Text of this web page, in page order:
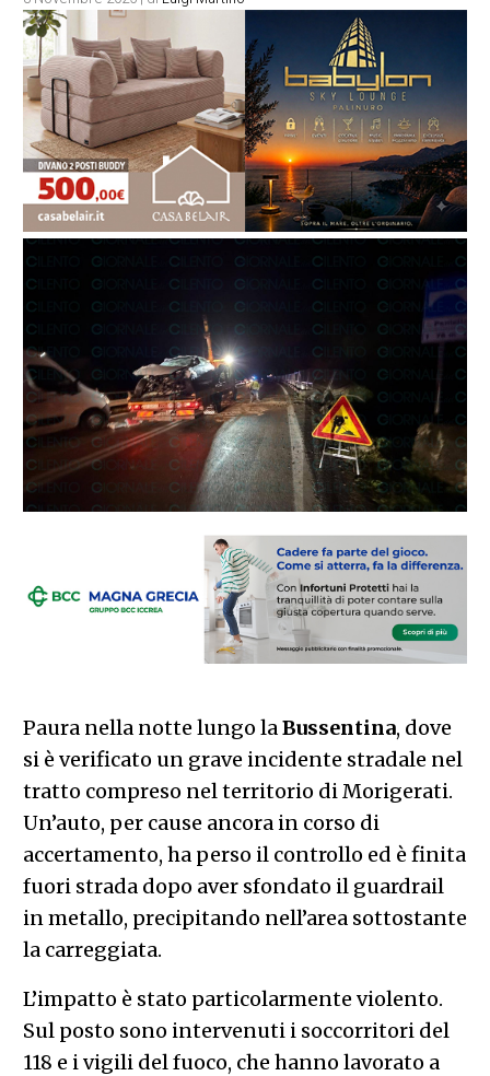
Paura nella notte lungo laBussentina, dove
si è verificato un grave incidente stradale nel
tratto compreso nel territorio di Morigerati.
Un’auto, per cause ancora in corso di
accertamento, ha perso il controllo ed è finita
fuori strada dopo aver sfondato il guardrail
in metallo, precipitando nell’area sottostante
la carreggiata.
L’impatto è stato particolarmente violento.
Sul posto sono intervenuti i soccorritori del
118 e i vigili del fuoco, che hanno lavorato a